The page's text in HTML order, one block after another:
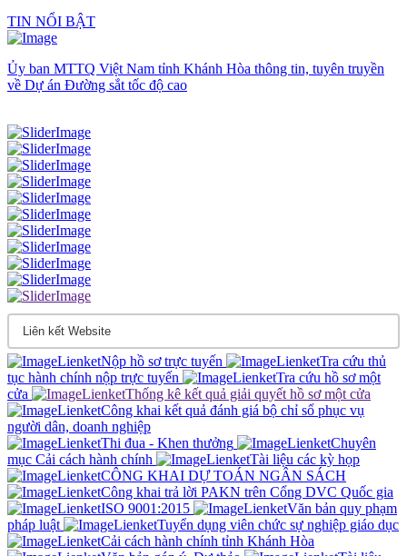
TIN NỔI BẬT
Ủy ban MTTQ Việt Nam tỉnh Khánh Hòa thông tin, tuyên truyền
về Dự án Đường sắt tốc độ cao
Nộp hồ sơ trực tuyến
Tra cứu thủ
tục hành chính nộp trực tuyến
Tra cứu hồ sơ một
cửa
Thống kê kết quả giải quyết hồ sơ một cửa
Công khai kết quả đánh giá bộ chỉ sổ phục vụ
người dân, doanh nghiệp
Thi đua - Khen thưởng
Chuyên
mục Cải cách hành chính
Tài liệu các kỳ họp
CÔNG KHAI DỰ TOÁN NGÂN SÁCH
Công khai trả lời PAKN trên Cổng DVC Quốc gia
ISO 9001:2015
Văn bản quy phạm
pháp luật
Tuyển dụng viên chức sự nghiệp giáo dục
Cải cách hành chính tỉnh Khánh Hòa